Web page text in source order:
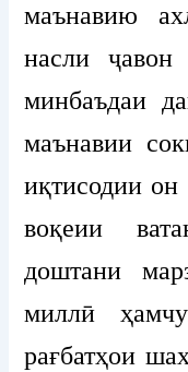
маънавию
насли
минбаъдаи
маънавии
иқтисодии
воқеии
доштани
миллӣ
рағбатҳои